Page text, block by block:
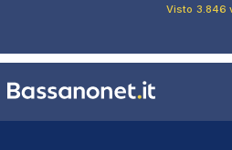
Visto 3.846